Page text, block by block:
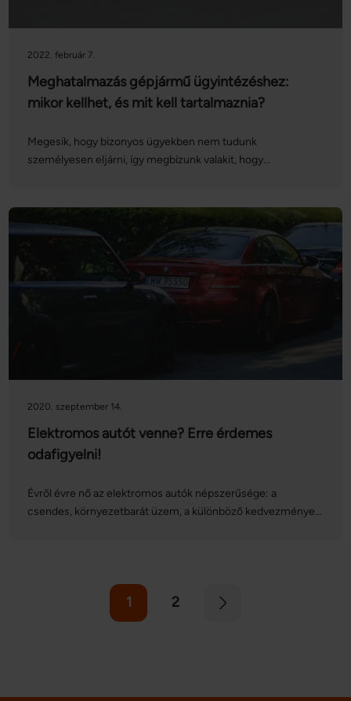
2022. február 7.
Meghatalmazás gépjármű ügyintézéshez:
mikor kellhet, és mit kell tartalmaznia?
Megesik, hogy bizonyos ügyekben nem tudunk
személyesen eljárni, így megbízunk valakit, hogy
ügyek esetén a szokásosnál több adatot kell tartalmaznia.
Cikkünkben sorra vesszük, milyen esetekben lehet szükség
a dokumentumra, illetve mik a tartalmi követelmények, ha a
meghatalmazás gépjármű ügyintézéshez kell.
2020. szeptember 14.
Elektromos autót venne? Erre érdemes
odafigyelni!
Évről évre nő az elektromos autók népszerűsége: a
csendes, környezetbarát üzem, a különböző kedvezmények
cikkünkben ezek közül szemezgetünk.
1 2